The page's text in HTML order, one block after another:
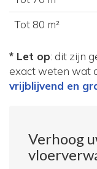
Tot 80 m²
* Let op: dit zijn
exact weten wat
vrijblijvend en
Verhoog